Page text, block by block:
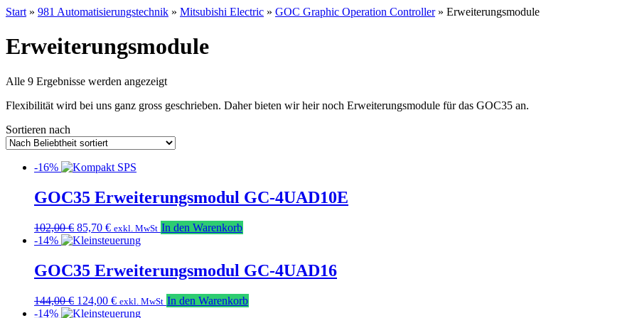
Start » 981 Automatisierungstechnik » Mitsubishi Electric » GOC Graphic Operation Controller» Erweiterungsmodule
Erweiterungsmodule
Alle 9 Ergebnisse werden angezeigtNach
sortiert
Flexibilität wird bei uns ganz gross geschrieben. Daher bieten wir heir noch Erweiterungsmodule für das GOC35 an.
Sortieren nach
-16%
GOC35 Erweiterungsmodul GC-4UAD10E
102,00€ Ursprünglicher
Preis
102,00 €
85,70 €Aktueller
Preis
85,70 €.
exkl. MwSt In den Warenkorb
-14%
GOC35 Erweiterungsmodul GC-4UAD16
144,00€ Ursprünglicher
Preis
124,00 €Aktueller
Preis
exkl. MwSt In den Warenkorb
-14%